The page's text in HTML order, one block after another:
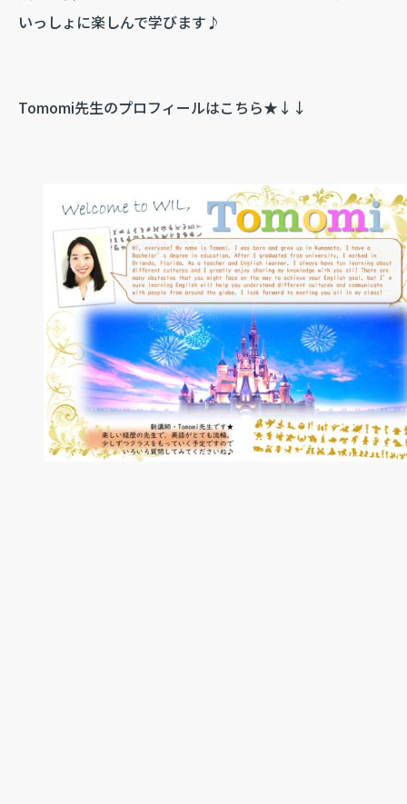
いっしょに楽しんで学びます♪
Tomomi先生のプロフィールはこちら★↓↓